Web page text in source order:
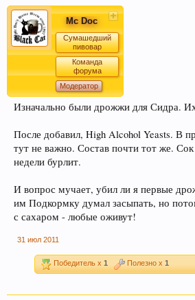
Кофе оказывает воздействие на
преждевременное старение
способствует развитию
же наоборот защищает ДНК.
Пиво может оказать
при сердечно-сосудистых
служить средством их
Mc Doc
Сумашедший
пивовар
Команда
форума
Модератор
Изначально были дрожжи для Сидра.
После добавил, High Alcohol Yeasts. В
тут не важно. Состав почти тот же.
недели бурлит.
И вопрос мучает, убил ли я первые
им Подкормку думал засыпать, но
с сахаром - любые оживут!
31 июл 2011
Победитель x 1 Полезно x 1